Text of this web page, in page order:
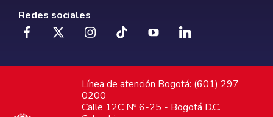
Redes sociales
Línea de atención Bogotá: (601) 297
0200
Calle 12C Nº 6-25 - Bogotá D.C.